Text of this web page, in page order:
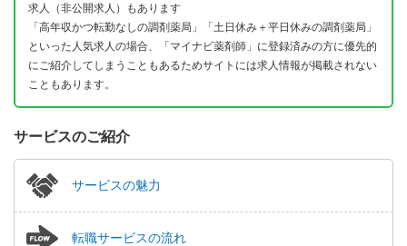
求人（非公開求人）もあります
「高年収かつ転勤なしの調剤薬局」「土日休み＋平日休みの調剤薬局」
といった人気求人の場合、「マイナビ薬剤師」に登録済みの方に優先的
にご紹介してしまうこともあるためサイトには求人情報が掲載されない
こともあります。
サービスのご紹介
サービスの魅力
転職サービスの流れ